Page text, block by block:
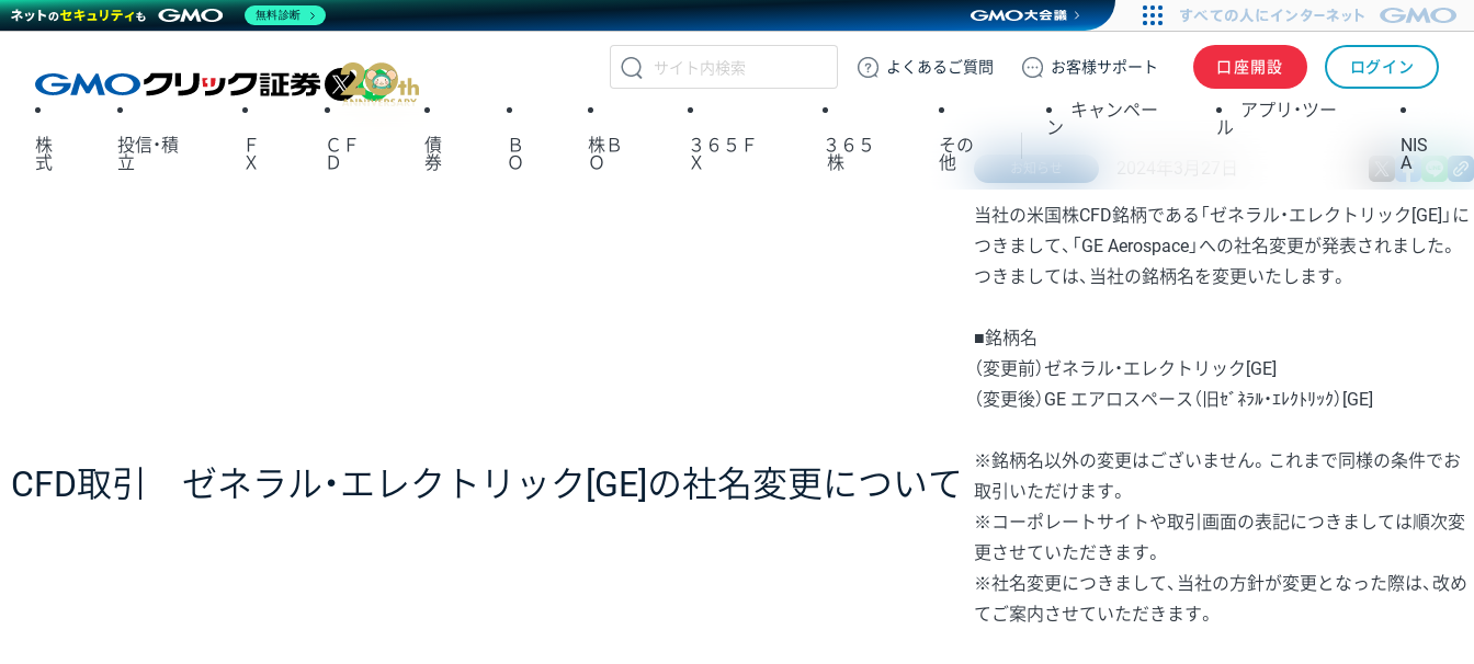
GMOクリック証券
よくある ご質問 お客様サポート 口座開設 ログイン
X
株
式
投信・積
立
Ｆ
Ｘ
ＣＦ
Ｄ
債
券
Ｂ
Ｏ
株Ｂ
Ｏ
３６５Ｆ
Ｘ
３６５
株
その
他
キャンペー
ン
アプリ・ツー
ル
NIS
A
CFD取引 ゼネラル・エレクトリック[GE]の社名変更について
X
当社の米国株CFD銘柄である「ゼネラル・エレクトリック[GE]」に
つきまして、「GE Aerospace」への社名変更が発表されました。
つきましては、当社の銘柄名を変更いたします。
■銘柄名
（変更前）ゼネラル・エレクトリック[GE]
（変更後）GE エアロスペース（旧ｾﾞﾈﾗﾙ・ｴﾚｸﾄﾘｯｸ）[GE]
※銘柄名以外の変更はございません。これまで同様の条件でお
取引いただけます。
※コーポレートサイトや取引画面の表記につきましては順次変
更させていただきます。
※社名変更につきまして、当社の方針が変更となった際は、改め
てご案内させていただきます。
無料診断